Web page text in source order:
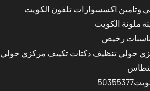
وتامين اكسسوارات تلفون الكويت
ملونة الكويت
رخيص
حولي تنظيف دكتات تكييف مركزي حولي